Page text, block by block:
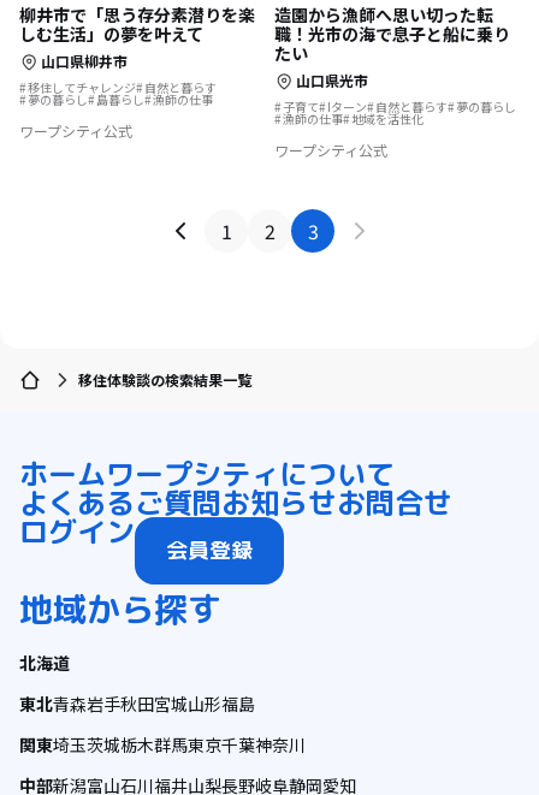
柳井市で「思う存分素潜りを楽
しむ生活」の夢を叶えて
山口県柳井市
移住してチャレンジ 自然と暮らす
夢の暮らし 島暮らし 漁師の仕事
ワープシティ公式
造園から漁師へ思い切った転
職！光市の海で息子と船に乗り
たい
山口県光市
子育て Iターン 自然と暮らす 夢の暮らし
漁師の仕事 地域を活性化
ワープシティ公式
1 2 3
移住体験談の検索結果一覧
ホームワープシティについて
よくあるご質問お知らせお問合せ
ログイン 会員登録
地域から探す
北海道
東北青森岩手秋田宮城山形福島
関東埼玉茨城栃木群馬東京千葉神奈川
中部新潟富山石川福井山梨長野岐阜静岡愛知